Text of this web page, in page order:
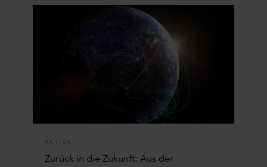
AKTIEN
Zurück in die Zukunft: Aus der